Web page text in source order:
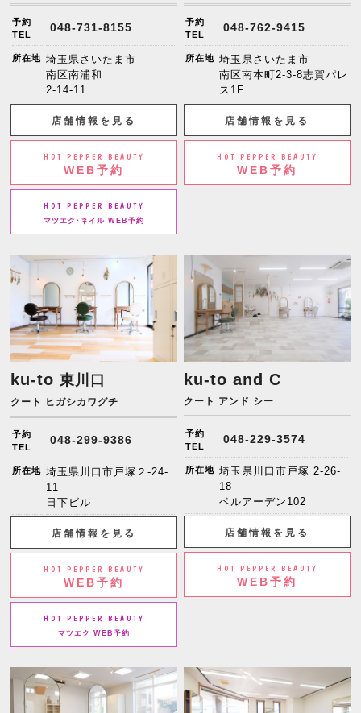
予約
TEL
048-731-8155
所在地 埼玉県さいたま市
南区南浦和
2-14-11
店舗情報を見る
HOT PEPPER BEAUTY
WEB予約
HOT PEPPER BEAUTY
マツエク･ネイル WEB予約
予約
TEL
048-762-9415
所在地 埼玉県さいたま市
南区南本町2-3-8志賀パレ
ス1F
店舗情報を見る
HOT PEPPER BEAUTY
WEB予約
ku-to東川口
クート ヒガシカワグチ
予約
TEL
048-299-9386
所在地 埼玉県川口市戸塚２-24-
11
日下ビル
店舗情報を見る
HOT PEPPER BEAUTY
WEB予約
HOT PEPPER BEAUTY
マツエク WEB予約
ku-to and C
クート アンド シー
予約
TEL
048-229-3574
所在地 埼玉県川口市戸塚 2-26-
18
ベルアーデン102
店舗情報を見る
HOT PEPPER BEAUTY
WEB予約